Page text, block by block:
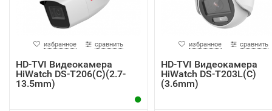
избранное сравнить
HD-TVI Видеокамера
HiWatch DS-T206(C)(2.7-
13.5mm)
избранное сравнить
HD-TVI Видеокамера
HiWatch DS-T203L(C)
(3.6mm)